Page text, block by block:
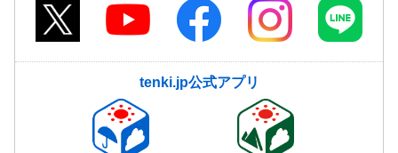
tenki.jp公式アプリ